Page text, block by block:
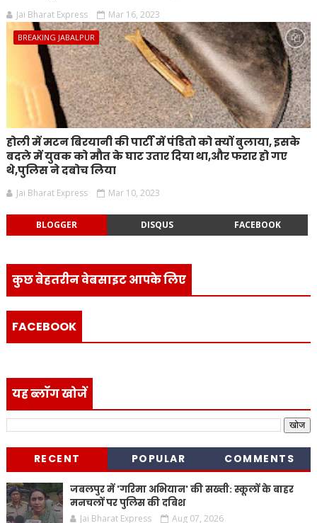
Jai Bharat Express Mar 16, 2023
BREAKING JABALPUR
होली में मटन बिरयानी की पार्टी में पंडितो को क्यों बुलाया, इसके
बदले में युवक को मौत के घाट उतार दिया था,और फरार हो गए
थे,पुलिस ने दबोच लिया
Jai Bharat Express Mar 10, 2023
BLOGGER DISQUS FACEBOOK
कुछ बेहतरीन वेबसाइट आपके लिए
FACEBOOK
यह ब्लॉग खोजें
RECENT POPULAR COMMENTS
जबलपुर में 'गरिमा अभियान' की सख्ती: स्कूलों के बाहर
मनचलों पर पुलिस की दबिश
Jai Bharat Express Aug 07, 2026